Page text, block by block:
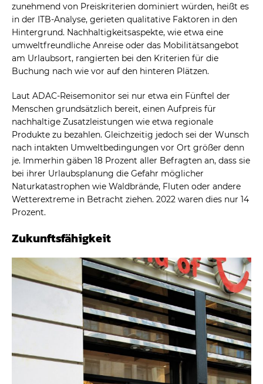
zunehmend von Preiskriterien dominiert würden, heißt es
in der ITB-Analyse, gerieten qualitative Faktoren in den
Hintergrund. Nachhaltigkeitsaspekte, wie etwa eine
umweltfreundliche Anreise oder das Mobilitätsangebot
am Urlaubsort, rangierten bei den Kriterien für die
Buchung nach wie vor auf den hinteren Plätzen.
Laut ADAC-Reisemonitor sei nur etwa ein Fünftel der
Menschen grundsätzlich bereit, einen Aufpreis für
nachhaltige Zusatzleistungen wie etwa regionale
Produkte zu bezahlen. Gleichzeitig jedoch sei der Wunsch
nach intakten Umweltbedingungen vor Ort größer denn
je. Immerhin gäben 18 Prozent aller Befragten an, dass sie
bei ihrer Urlaubsplanung die Gefahr möglicher
Naturkatastrophen wie Waldbrände, Fluten oder andere
Wetterextreme in Betracht ziehen. 2022 waren dies nur 14
Prozent.
Zukunftsfähigkeit